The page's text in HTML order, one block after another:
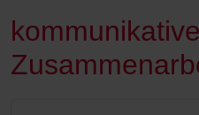
kommunikative